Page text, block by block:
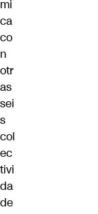
mi
ca
co
n
otr
as
sei
s
col
ec
tivi
da
de